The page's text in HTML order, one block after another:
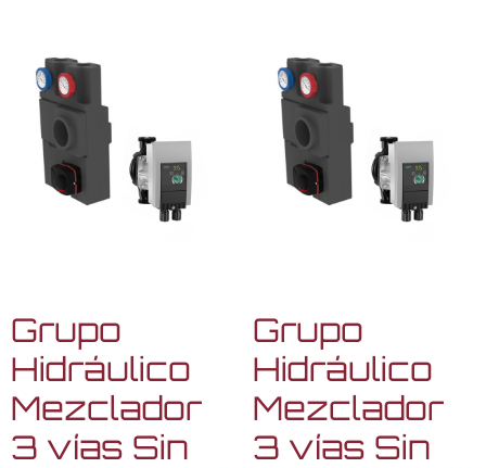
Grupo
Hidráulico
Mezclador
3 vías Sin
Grupo
Hidráulico
Mezclador
3 vías Sin